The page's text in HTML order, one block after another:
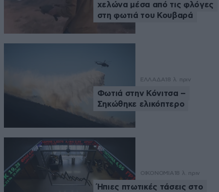
χελώνα μέσα από τις φλόγες
στη φωτιά του Κουβαρά
ΕΛΛΑΔΑ 18 λ. πριν
Φωτιά στην Κόνιτσα –
Σηκώθηκε ελικόπτερο
ΟΙΚΟΝΟΜΙΑ 18 λ. πριν
Ήπιες πτωτικές τάσεις στο